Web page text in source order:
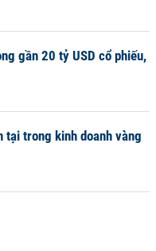
gần 20 tỷ USD cổ phiếu,
tại trong kinh doanh vàng